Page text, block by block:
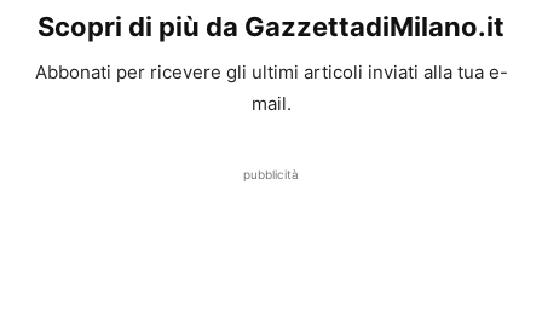
Scopri di più da GazzettadiMilano.it
Abbonati per ricevere gli ultimi articoli inviati alla tua e-
mail.
pubblicità